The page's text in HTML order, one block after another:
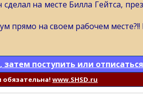
на месте Билла Гейтса,
на своем рабочем месте?!!
поступить или
обязательна!www.SHSD.ru